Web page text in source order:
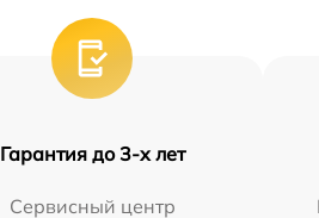
Гарантия до 3-х лет
Сервисный центр